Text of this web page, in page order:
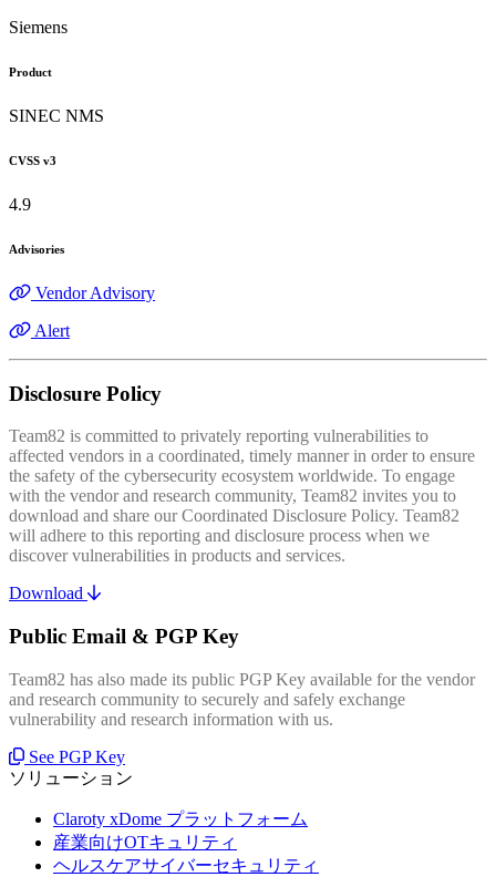
Siemens
Product
SINEC NMS
CVSS v3
4.9
Advisories
Vendor Advisory
Alert
Disclosure Policy
Team82 is committed to privately reporting vulnerabilities to
affected vendors in a coordinated, timely manner in order to ensure
the safety of the cybersecurity ecosystem worldwide. To engage
with the vendor and research community, Team82 invites you to
download and share our Coordinated Disclosure Policy. Team82
will adhere to this reporting and disclosure process when we
discover vulnerabilities in products and services.
Download
Public Email & PGP Key
Team82 has also made its public PGP Key available for the vendor
and research community to securely and safely exchange
vulnerability and research information with us.
See PGP Key
ソリューション
Claroty xDome プラットフォーム
産業向けOTキュリティ
ヘルスケアサイバーセキュリティ